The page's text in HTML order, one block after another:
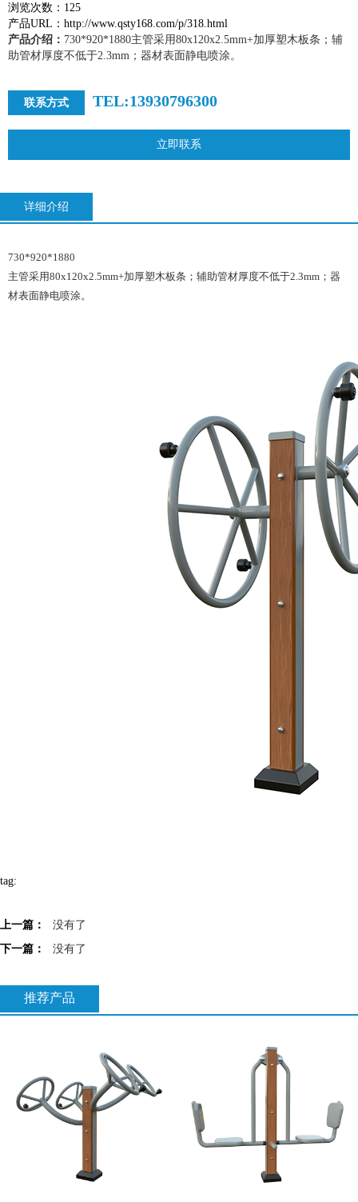
浏览次数：125
产品URL：http://www.qsty168.com/p/318.html
产品介绍： 730*920*1880主管采用80x120x2.5mm+加厚塑木板条；辅
助管材厚度不低于2.3mm；器材表面静电喷涂。
联系方式 TEL:13930796300
立即联系
详细介绍
730*920*1880
主管采用80x120x2.5mm+加厚塑木板条；辅助管材厚度不低于2.3mm；器
材表面静电喷涂。
tag:
上一篇：
没有了
下一篇：
没有了
推荐产品